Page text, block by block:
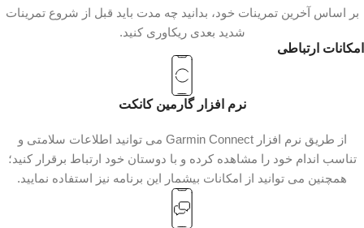
بر اساس آخرین تمرینات خود، بدانید چه مدت باید قبل از شروع تمرینات
شدید بعدی ریکاوری کنید.
امکانات ارتباطی
نرم افزار گارمین کانکت
از طریق نرم افزار Garmin Connect می توانید اطلاعات سلامتی و
تناسب اندام خود را مشاهده کرده و با دوستان خود ارتباط برقرار کنید؛
همچنین می توانید از امکانات بیشمار این برنامه نیز استفاده نمایید.